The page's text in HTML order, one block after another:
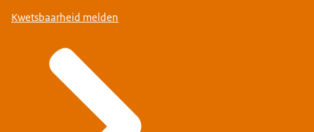
Kwetsbaarheid melden